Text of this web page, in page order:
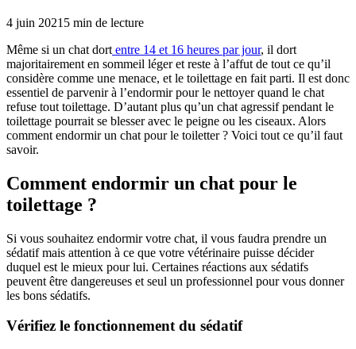
4 juin 2021 5 min de lecture
Même si un chat dort entre 14 et 16 heures par jour, il dort
majoritairement en sommeil léger et reste à l’affut de tout ce qu’il
considère comme une menace, et le toilettage en fait parti. Il est donc
essentiel de parvenir à l’endormir pour le nettoyer quand le chat
refuse tout toilettage. D’autant plus qu’un chat agressif pendant le
toilettage pourrait se blesser avec le peigne ou les ciseaux. Alors
comment endormir un chat pour le toiletter ? Voici tout ce qu’il faut
savoir.
Comment endormir un chat pour le
toilettage ?
Si vous souhaitez endormir votre chat, il vous faudra prendre un
sédatif mais attention à ce que votre vétérinaire puisse décider
duquel est le mieux pour lui. Certaines réactions aux sédatifs
peuvent être dangereuses et seul un professionnel pour vous donner
les bons sédatifs.
Vérifiez le fonctionnement du sédatif